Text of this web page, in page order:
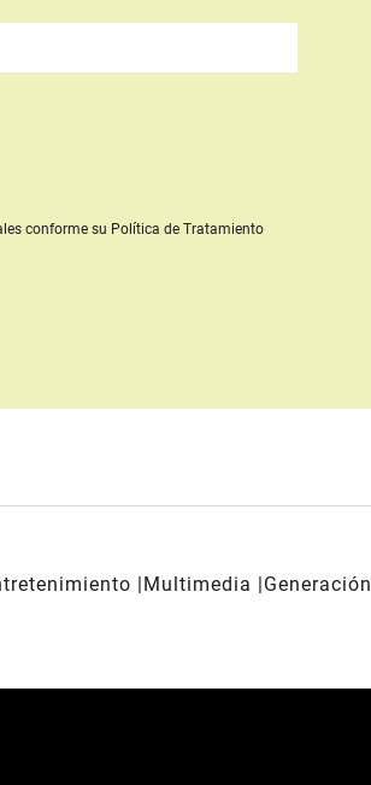
conforme su Política de Tratamiento
Multimedia
Generación